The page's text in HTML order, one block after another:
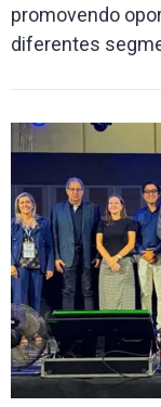
promovendo
diferentes